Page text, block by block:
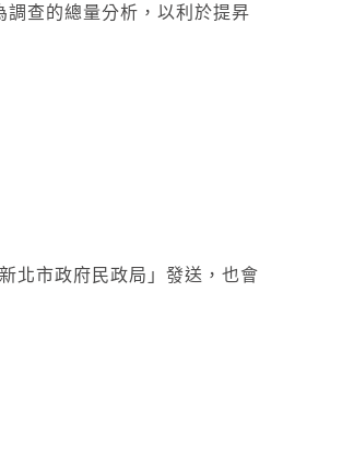
查的總量分析，以利於提昇
北市政府民政局」發送，也會